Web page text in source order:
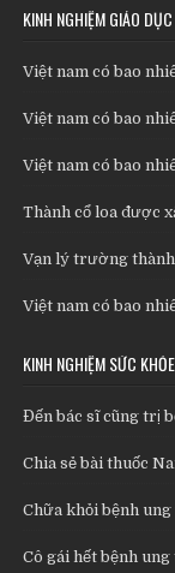
KINH NGHIỆM GIÁO DỤC
Việt nam có bao
Việt nam có bao
Việt nam có bao
Thành cổ loa được
Vạn lý trường
Việt nam có bao
KINH NGHIỆM SỨC KHỎE
Đến bác sĩ cũng trị
Chia sẻ bài thuốc
Chữa khỏi bệnh
Cô gái hết bệnh